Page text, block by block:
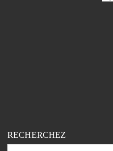
RECHERCHEZ